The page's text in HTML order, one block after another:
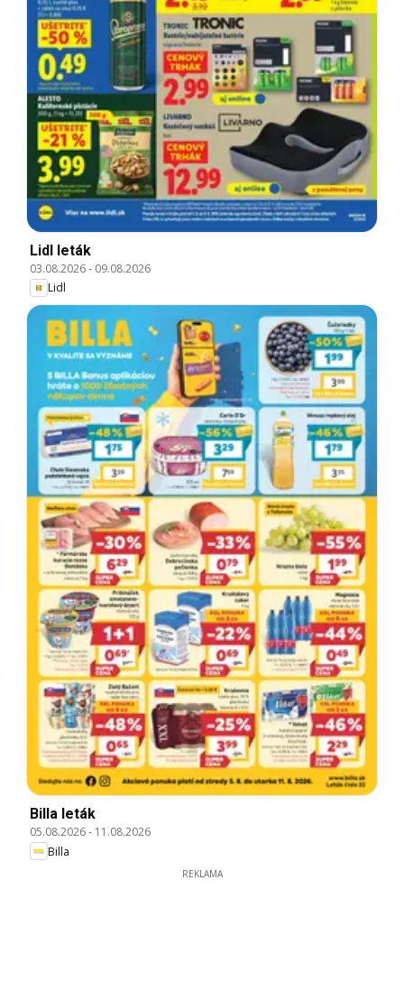
Lidl leták
03.08.2026- 09.08.2026
Lidl
Billa leták
05.08.2026- 11.08.2026
Billa
REKLAMA